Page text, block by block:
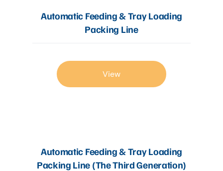
Automatic Feeding & Tray Loading
Packing Line
View
Automatic Feeding & Tray Loading
Packing Line (The Third Generation)